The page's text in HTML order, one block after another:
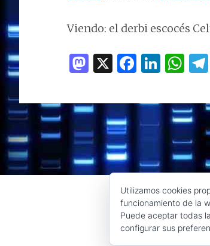
Viendo: el derbi escocés
M
to
d
o
n
X F
ce
b
o
k
Li
k
e
dI
n
W
at
s
A
p
p
Utilizamos cookies
funcionamiento de la
Puede aceptar todas
configurar sus